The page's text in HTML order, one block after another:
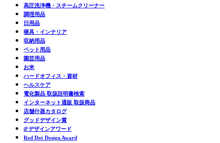
高圧洗浄機・スチームクリーナー
調理用品
日用品
寝具・インテリア
収納用品
ペット用品
園芸用品
お米
ハードオフィス・資材
ヘルスケア
電化製品 取扱説明書検索
インターネット通販 取扱商品
店舗什器カタログ
グッドデザイン賞
iFデザインアワード
Red Dot Design Award